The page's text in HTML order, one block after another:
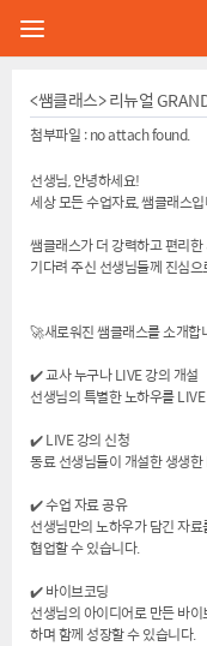
<쌤클래스> 리뉴얼
첨부파일 :no attach found.
선생님, 안녕하세요!
세상 모든 수업자료, 쌤클래스
쌤클래스가 더 강력하고 편리
기다려 주신 선생님들께 진심
🚀새로워진 쌤클래스를 소개합
✔️ 교사 누구나 LIVE 강의 개설
선생님의 특별한 노하우를
✔️ LIVE 강의 신청
동료 선생님들이 개설한 생생
✔️ 수업 자료 공유
선생님만의 노하우가 담긴 자
협업할 수 있습니다.
✔️ 바이브코딩
선생님의 아이디어로 만든 바
하며 함께 성장할 수 있습니다.